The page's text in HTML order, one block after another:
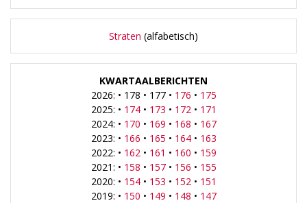
Straten (alfabetisch)
KWARTAALBERICHTEN
2026: • 178 • 177 • 176 • 175
2025: • 174• 173 • 172• 171
2024: • 170 • 169 • 168 • 167
2023: • 166 • 165 • 164• 163
2022: • 162• 161 • 160 • 159
2021: • 158 • 157• 156 • 155
2020: • 154• 153 • 152• 151
2019: • 150 • 149 • 148 • 147